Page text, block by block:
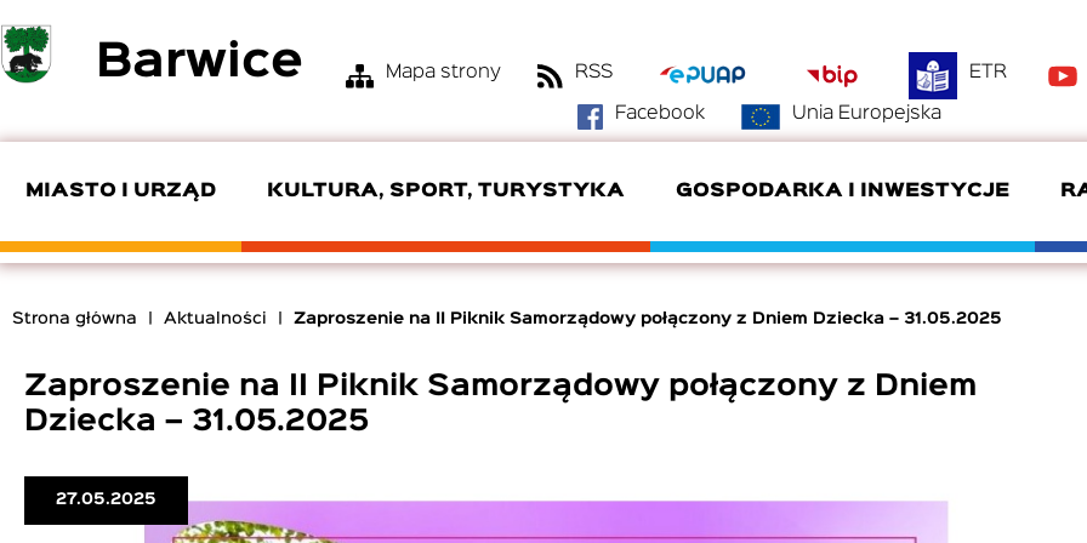
Przejdź
do
treści
Barwice
Menu
Mapa strony RSS ETR
Facebook Unia Europejska
MIASTO I URZĄD
EDUKACJA GMINA PARTNERSKA
CYBERBEZPIECZEŃSTWO DEKLARACJA DOSTĘPNOŚCI
KULTURA, SPORT, TURYSTYKA
PRODUKTY LOKALNE SZWAJCARIA POŁCZYŃSKA
GOSPODARKA I INWESTYCJE
ZAMÓWIENIA PUBLICZNE DOTACJE
INTERPELACJE I ZAPYTANIA SYSTEM RADA
ROZKŁADY JAZDY
Strona główna Aktualności Zaproszenie na II Piknik Samorządowy połączony z Dniem Dziecka – 31.05.2025
Zaproszenie na II Piknik Samorządowy połączony z Dniem
Dziecka – 31.05.2025
27.05.2025